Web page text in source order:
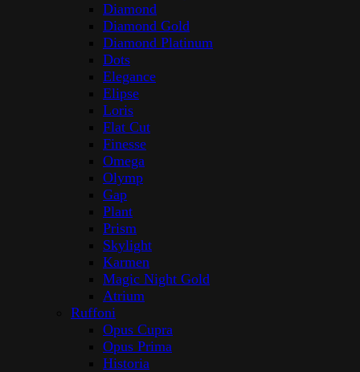
Diamond
Diamond Gold
Diamond Platinum
Dots
Elegance
Elipse
Loris
Flat Cut
Finesse
Omega
Olymp
Gap
Plant
Prism
Skylight
Karmen
Magic Night Gold
Atrium
Ruffoni
Opus Cupra
Opus Prima
Historia